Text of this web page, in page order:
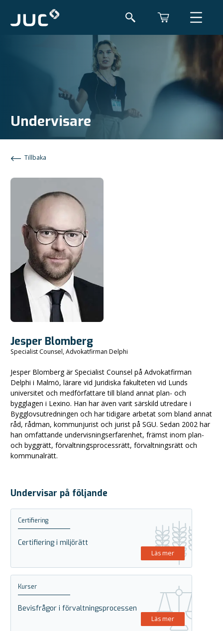
Undervisare
Tillbaka
Jesper Blomberg
Specialist Counsel, Advokatfirman Delphi
Jesper Blomberg är Specialist Counsel på Advokatfirman
Delphi i Malmö, lärare vid Juridiska fakulteten vid Lunds
universitet och medförfattare till bland annat plan- och
bygglagen i Lexino. Han har även varit särskild utredare i
Bygglovsutredningen och har tidigare arbetat som bland annat
råd, rådman, kommunjurist och jurist på SGU. Sedan 2002 har
han omfattande undervisningserfarenhet, främst inom plan-
och byggrätt, förvaltningsprocessrätt, förvaltningsrätt och
kommunalrätt.
Undervisar på följande
Certifiering
Certifiering i miljörätt
Läs mer
Kurser
Bevisfrågor i förvaltningsprocessen
Läs mer